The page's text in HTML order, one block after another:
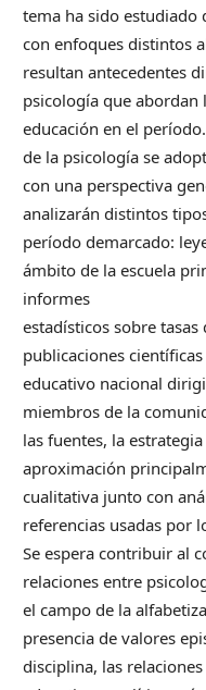
tema ha sido estudiado
con enfoques distintos
resultan antecedentes
psicología que abordan
educación en el
de la psicología se
con una perspectiva
analizarán distintos
período demarcado:
ámbito de la escuela
informes
estadísticos sobre
publicaciones
educativo nacional
miembros de la
las fuentes, la
aproximación
cualitativa junto con
referencias usadas por
Se espera contribuir al
relaciones entre
el campo de la
presencia de valores
disciplina, las